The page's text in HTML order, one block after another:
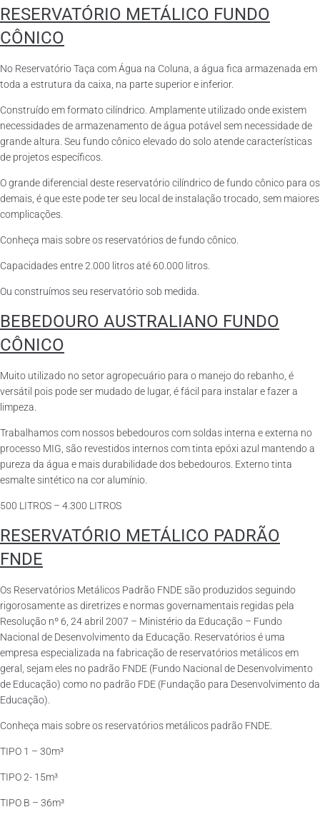
RESERVATÓRIO METÁLICO FUNDO
CÔNICO
No Reservatório Taça com Água na Coluna, a água fica armazenada em
toda a estrutura da caixa, na parte superior e inferior.
Construído em formato cilíndrico. Amplamente utilizado onde existem
necessidades de armazenamento de água potável sem necessidade de
grande altura. Seu fundo cônico elevado do solo atende características
de projetos específicos.
O grande diferencial deste reservatório cilíndrico de fundo cônico para os
demais, é que este pode ter seu local de instalação trocado, sem maiores
complicações.
Conheça mais sobre os reservatórios de fundo cônico.
Capacidades entre 2.000 litros até 60.000 litros.
Ou construímos seu reservatório sob medida.
BEBEDOURO AUSTRALIANO FUNDO
CÔNICO
Muito utilizado no setor agropecuário para o manejo do rebanho, é
versátil pois pode ser mudado de lugar, é fácil para instalar e fazer a
limpeza.
Trabalhamos com nossos bebedouros com soldas interna e externa no
processo MIG, são revestidos internos com tinta epóxi azul mantendo a
pureza da água e mais durabilidade dos bebedouros. Externo tinta
esmalte sintético na cor alumínio.
500 LITROS – 4.300 LITROS
RESERVATÓRIO METÁLICO PADRÃO
FNDE
Os Reservatórios Metálicos Padrão FNDE são produzidos seguindo
rigorosamente as diretrizes e normas governamentais regidas pela
Resolução nº 6, 24 abril 2007 – Ministério da Educação – Fundo
Nacional de Desenvolvimento da Educação. Reservatórios é uma
empresa especializada na fabricação de reservatórios metálicos em
geral, sejam eles no padrão FNDE (Fundo Nacional de Desenvolvimento
de Educação) como no padrão FDE (Fundação para Desenvolvimento da
Educação).
Conheça mais sobre os reservatórios metálicos padrão FNDE.
TIPO 1 – 30m³
TIPO 2- 15m³
TIPO B – 36m³